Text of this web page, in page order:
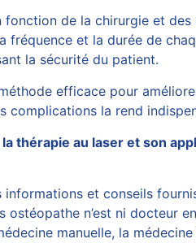
de la chirurgie et
fréquence et la durée de
la sécurité du patient.
efficace pour
complications la rend
la thérapie au laser et son
et conseils
n’est ni docteur
manuelle, la